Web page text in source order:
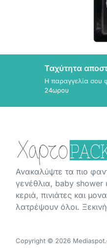
Ταχύτητα
Η παραγγελία σου
24ωρου
Ανακαλύψτε τα πιο
γενέθλια, baby shower
κεριά, πινιάτες και
λατρέψουν όλοι.
Copyright © 2026